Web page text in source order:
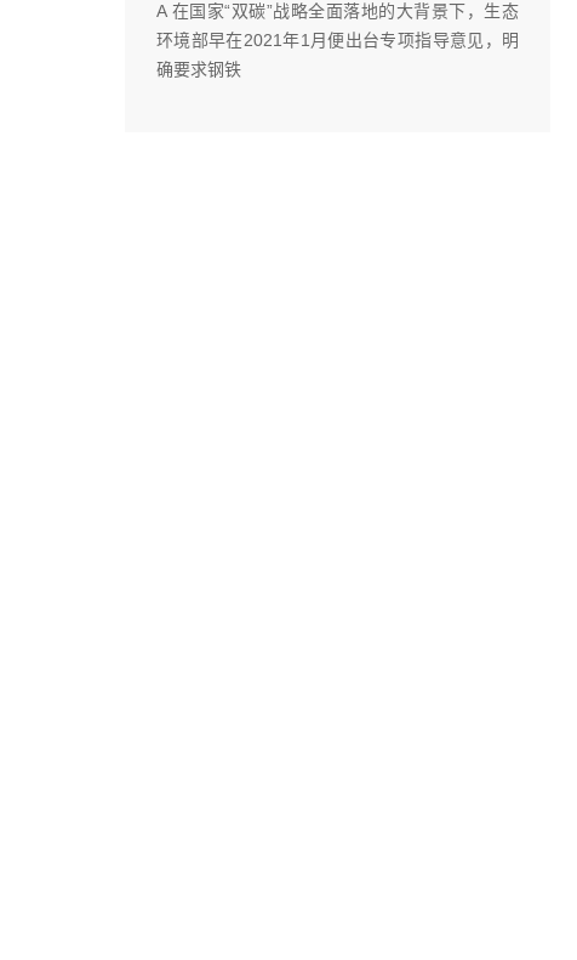
A 在国家“双碳”战略全面落地的大背景下，生态
环境部早在2021年1月便出台专项指导意见，明
确要求钢铁